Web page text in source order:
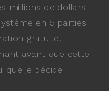
millions de dollars
en 5 parties
gratuite.
avant que cette
que je décide